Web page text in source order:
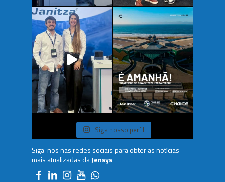
Siga nosso perfil
Siga-nos nas redes sociais para obter as notícias
mais atualizadas daJensys